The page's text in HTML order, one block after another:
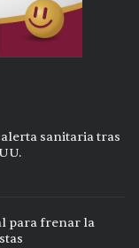
sanitaria tras
para frenar la